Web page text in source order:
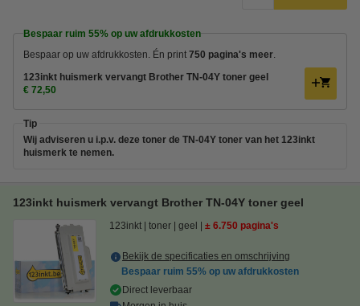
Bespaar ruim 55% op uw afdrukkosten
Bespaar op uw afdrukkosten. Én print 750 pagina's meer
123inkt huismerk vervangt Brother TN-04Y toner geel
€ 72,50
Tip
Wij adviseren u i.p.v. deze toner de TN-04Y toner van het 123inkt
huismerk te nemen.
123inkt huismerk vervangt Brother TN-04Y toner geel
123inkt toner geel ± 6.750 pagina's
Bekijk de specificaties en omschrijving
Bespaar ruim 55% op uw afdrukkosten
Direct leverbaar